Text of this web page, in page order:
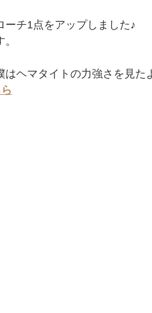
チ1点をアップしました♪
ヘマタイトの力強さを見た